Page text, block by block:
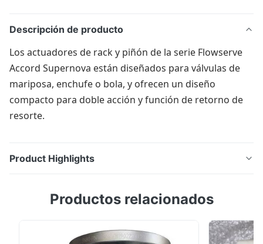
Descripción de producto
Los actuadores de rack y piñón de la serie Flowserve
Accord Supernova están diseñados para válvulas de
mariposa, enchufe o bola, y ofrecen un diseño
compacto para doble acción y función de retorno de
resorte.
Product Highlights
Accord Supernova están diseñados para válvulas de
compacto para doble acción y función de retorno de
Productos relacionados